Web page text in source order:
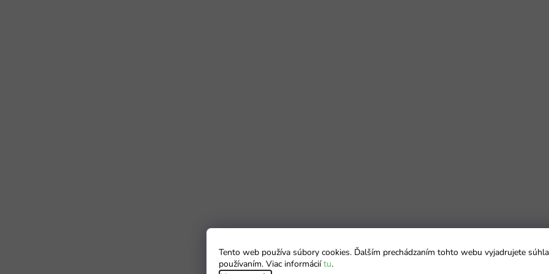
Tento web používa súbory cookies. Ďalším prechádzaním tohto webu vyjadrujete
používaním. Viac informáciítu.